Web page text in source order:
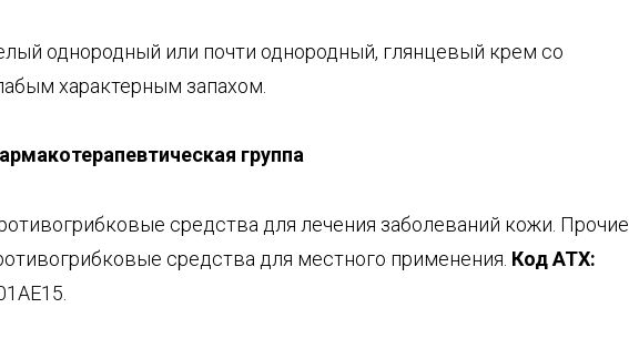
однородный или почти однородный, глянцевый крем со
характерным запахом.
котерапевтическая группа
средства для лечения заболеваний кожи. Прочие
средства для местного применения. КодATX: